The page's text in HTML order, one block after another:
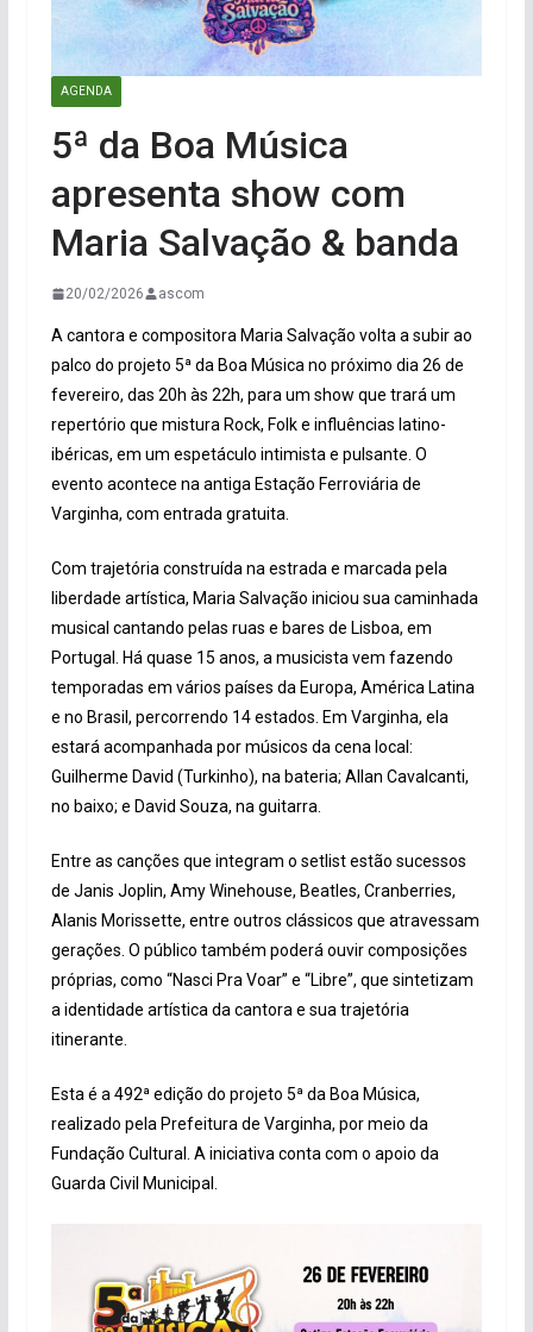
AGENDA
5ª da Boa Música
apresenta show com
Maria Salvação & banda
20/02/2026 ascom
A cantora e compositora Maria Salvação volta a subir ao
palco do projeto 5ª da Boa Música no próximo dia 26 de
fevereiro, das 20h às 22h, para um show que trará um
repertório que mistura Rock, Folk e influências latino-
ibéricas, em um espetáculo intimista e pulsante. O
evento acontece na antiga Estação Ferroviária de
Varginha, com entrada gratuita.
Com trajetória construída na estrada e marcada pela
liberdade artística, Maria Salvação iniciou sua caminhada
musical cantando pelas ruas e bares de Lisboa, em
Portugal. Há quase 15 anos, a musicista vem fazendo
temporadas em vários países da Europa, América Latina
e no Brasil, percorrendo 14 estados. Em Varginha, ela
estará acompanhada por músicos da cena local:
Guilherme David (Turkinho), na bateria; Allan Cavalcanti,
no baixo; e David Souza, na guitarra.
Entre as canções que integram o setlist estão sucessos
de Janis Joplin, Amy Winehouse, Beatles, Cranberries,
Alanis Morissette, entre outros clássicos que atravessam
gerações. O público também poderá ouvir composições
próprias, como “Nasci Pra Voar” e “Libre”, que sintetizam
a identidade artística da cantora e sua trajetória
itinerante.
Esta é a 492ª edição do projeto 5ª da Boa Música,
realizado pela Prefeitura de Varginha, por meio da
Fundação Cultural. A iniciativa conta com o apoio da
Guarda Civil Municipal.